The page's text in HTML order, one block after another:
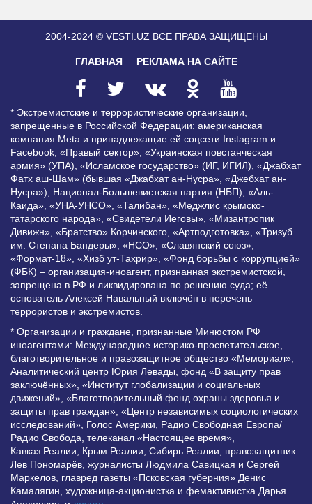
2004-2024 © VESTI.UZ ВСЕ ПРАВА ЗАЩИЩЕНЫ
ГЛАВНАЯ РЕКЛАМА НА САЙТЕ
* Экстремистские и террористические организации,
запрещенные в Российской Федерации: американская
компания Meta и принадлежащие ей соцсети Instagram и
Facebook, «Правый сектор», «Украинская повстанческая
армия» (УПА), «Исламское государство» (ИГ, ИГИЛ), «Джабхат
Фатх аш-Шам» (бывшая «Джабхат ан-Нусра», «Джебхат ан-
Нусра»), Национал-Большевистская партия (НБП), «Аль-
Каида», «УНА-УНСО», «Талибан», «Меджлис крымско-
татарского народа», «Свидетели Иеговы», «Мизантропик
Дивижн», «Братство» Корчинского, «Артподготовка», «Тризуб
им. Степана Бандеры», «НСО», «Славянский союз»,
«Формат-18», «Хизб ут-Тахрир», «Фонд борьбы с коррупцией»
(ФБК) – организация-иноагент, признанная экстремистской,
запрещена в РФ и ликвидирована по решению суда; её
основатель Алексей Навальный включён в перечень
террористов и экстремистов.
* Организации и граждане, признанные Минюстом РФ
иноагентами: Международное историко-просветительское,
благотворительное и правозащитное общество «Мемориал»,
Аналитический центр Юрия Левады, фонд «В защиту прав
заключённых», «Институт глобализации и социальных
движений», «Благотворительный фонд охраны здоровья и
защиты прав граждан», «Центр независимых социологических
исследований», Голос Америки, Радио Свободная Европа/
Радио Свобода, телеканал «Настоящее время»,
Кавказ.Реалии, Крым.Реалии, Сибирь.Реалии, правозащитник
Лев Пономарёв, журналисты Людмила Савицкая и Сергей
Маркелов, главред газеты «Псковская губерния» Денис
Камалягин, художница-акционистка и фемактивистка Дарья